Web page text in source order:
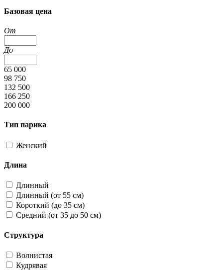
Базовая цена
От
До
65 000
98 750
132 500
166 250
200 000
Тип парика
Женский
Длина
Длинный
Длинный (от 55 см)
Короткий (до 35 см)
Средний (от 35 до 50 см)
Структура
Волнистая
Кудрявая